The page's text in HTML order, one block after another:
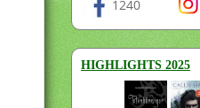
1240
HIGHLIGHTS 2025